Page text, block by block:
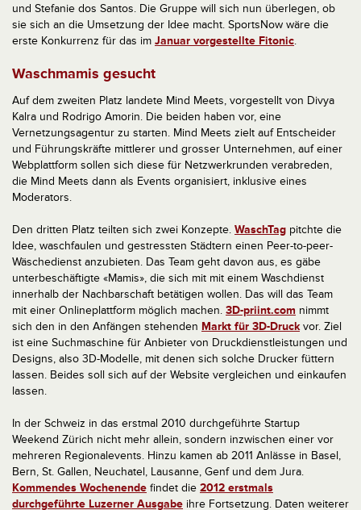
und Stefanie dos Santos. Die Gruppe will sich nun überlegen, ob
sie sich an die Umsetzung der Idee macht. SportsNow wäre die
erste Konkurrenz für das im Januar vorgestellte Fitonic.
Waschmamis gesucht
Auf dem zweiten Platz landete Mind Meets, vorgestellt von Divya
Kalra und Rodrigo Amorin. Die beiden haben vor, eine
Vernetzungsagentur zu starten. Mind Meets zielt auf Entscheider
und Führungskräfte mittlerer und grosser Unternehmen, auf einer
Webplattform sollen sich diese für Netzwerkrunden verabreden,
die Mind Meets dann als Events organisiert, inklusive eines
Moderators.
Den dritten Platz teilten sich zwei Konzepte. WaschTag pitchte die
Idee, waschfaulen und gestressten Städtern einen Peer-to-peer-
Wäschedienst anzubieten. Das Team geht davon aus, es gäbe
unterbeschäftigte «Mamis», die sich mit mit einem Waschdienst
innerhalb der Nachbarschaft betätigen wollen. Das will das Team
mit einer Onlineplattform möglich machen. 3D-priint.com nimmt
sich den in den Anfängen stehenden Markt für 3D-Druckvor. Ziel
ist eine Suchmaschine für Anbieter von Druckdienstleistungen und
Designs, also 3D-Modelle, mit denen sich solche Drucker füttern
lassen. Beides soll sich auf der Website vergleichen und einkaufen
lassen.
In der Schweiz in das erstmal 2010 durchgeführte Startup
Weekend Zürich nicht mehr allein, sondern inzwischen einer vor
mehreren Regionalevents. Hinzu kamen ab 2011 Anlässe in Basel,
Bern, St. Gallen, Neuchatel, Lausanne, Genf und dem Jura.
Kommendes Wochenende findet die 2012 erstmals
durchgeführte Luzerner Ausgabe ihre Fortsetzung. Daten weiterer